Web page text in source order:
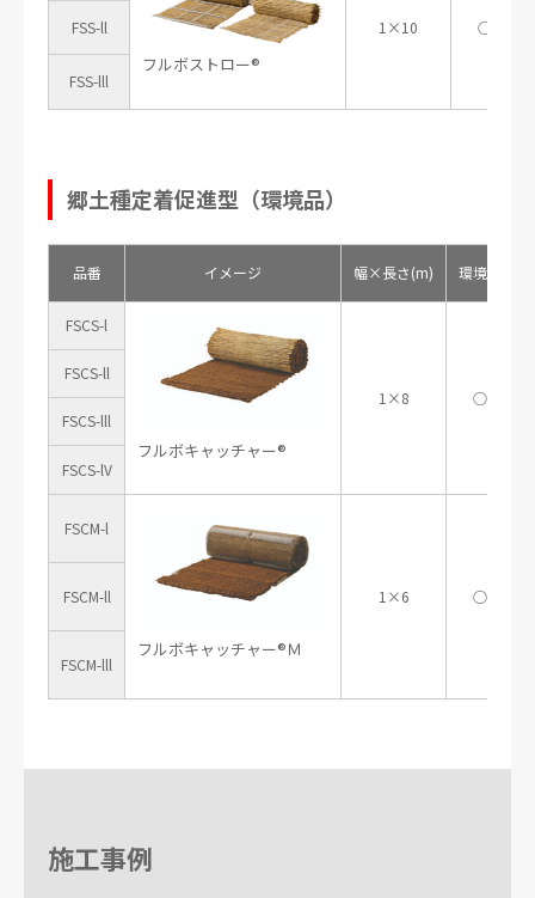
フルボストロー®
1×10 ○
FSS-ll
FSS-lll
郷土種定着促進型（環境品）
品番 イメージ 幅×長さ(m) 環境品
FSCS-l
フルボキャッチャー®
1×8 ○
FSCS-ll
FSCS-lll
FSCS-lV
FSCM-l
フルボキャッチャー®Ｍ
1×6 ○
FSCM-ll
FSCM-lll
施工事例